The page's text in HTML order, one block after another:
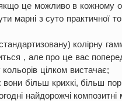
це можливо в кожному
марні з суто практичної
колірну
, але про це вас
цілком вистачає;
більш крихкі, більш
найдорожчі